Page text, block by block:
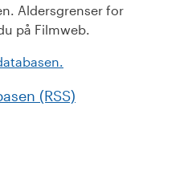
Aldersgrenser for
på Filmweb.
(RSS)